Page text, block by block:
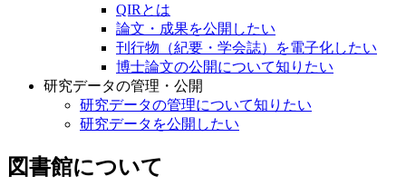
QIRとは
論文・成果を公開したい
刊行物（紀要・学会誌）を電子化したい
博士論文の公開について知りたい
研究データの管理・公開
研究データの管理について知りたい
研究データを公開したい
図書館について